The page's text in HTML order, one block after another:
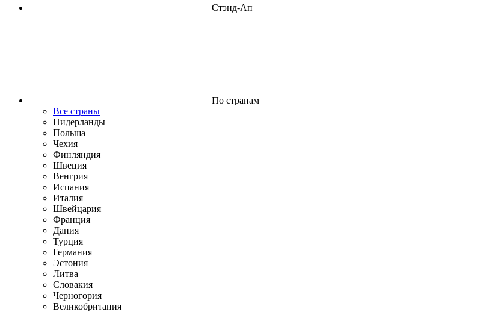
Стэнд-Ап
По странам
Все страны
Нидерланды
Польша
Чехия
Финляндия
Швеция
Венгрия
Испания
Италия
Швейцария
Франция
Дания
Турция
Германия
Эстония
Литва
Словакия
Черногория
Великобритания